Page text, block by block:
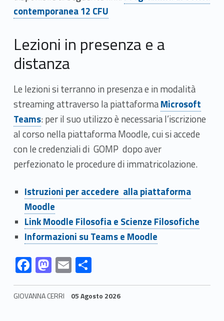
contemporanea 12 CFU
Lezioni in presenza e a
distanza
Le lezioni si terranno in presenza e in modalità
streaming attraverso la piattaformaLink identifier #identifier__25821-11
Microsoft
Teams: per il suo utilizzo è necessaria l’iscrizione
al corso nella piattaforma Moodle, cui si accede
con le credenziali di GOMP dopo aver
perfezionato le procedure di immatricolazione.
Link identifier #identifier__1325
Link identifier #identifier__19840-12
Istruzioni per accedere alla piattaforma
Moodle
Link identifier #identifier__128683-13
Link Moodle Filosofia e Scienze Filosofiche
Link identifier #identifier__38105-14
Informazioni su Teams e Moodle
Link identifier #identifier__75841-15 F
ac
e
Link identifier #identifier__50265-16 M
as
to
Link identifier #identifier__150488-17 E
m
ai
Link identifier #identifier__56876-18 C
o
n
GIOVANNA CERRI 05 Agosto 2026